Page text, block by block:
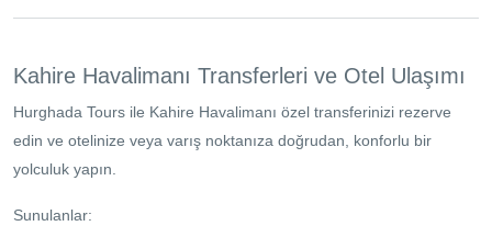
Kahire Havalimanı Transferleri ve Otel Ulaşımı
Hurghada Tours ile Kahire Havalimanı özel transferinizi rezerve
edin ve otelinize veya varış noktanıza doğrudan, konforlu bir
yolculuk yapın.
Sunulanlar: